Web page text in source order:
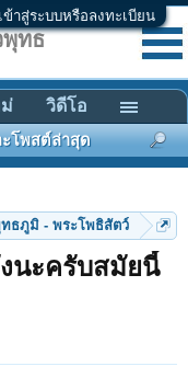
เข้าสู่ระบบหรือลงทะเบียน
ธภูมิ - พระโพธิสัตว์
นะครับสมัยนี้
ทธ
โพสต์ล่าสุด
วิดีโอ